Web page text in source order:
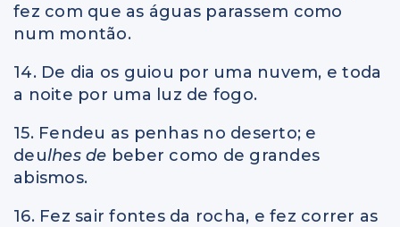
fez com que as águas parassem como
num montão.
14. De dia os guiou por uma nuvem, e toda
a noite por uma luz de fogo.
15. Fendeu as penhas no deserto; e
deulhes de beber como de grandes
abismos.
16. Fez sair fontes da rocha, e fez correr as